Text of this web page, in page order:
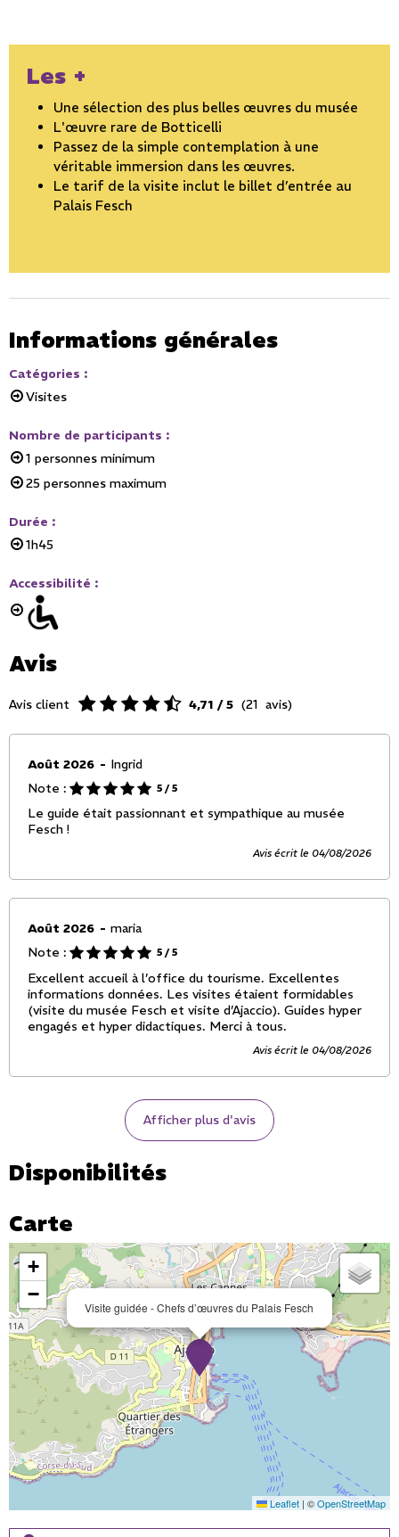
Les +
Une sélection des plus belles œuvres du musée
L'œuvre rare de Botticelli
Passez de la simple contemplation à une
véritable immersion dans les œuvres.
Le tarif de la visite inclut le billet d’entrée au
Palais Fesch
Informations générales
Catégories :
Visites
Nombre de participants :
1 personnes minimum
25 personnes maximum
Durée :
1h45
Accessibilité :
Avis
Avis client 4,71 / 5 (21 avis)
Août 2026
Ingrid
Note :
5 / 5
Le guide était passionnant et sympathique au musée
Fesch !
Avis écrit le 04/08/2026
Août 2026
maria
Note :
5 / 5
Excellent accueil à l’office du tourisme. Excellentes
informations données. Les visites étaient formidables
(visite du musée Fesch et visite d’Ajaccio). Guides hyper
engagés et hyper didactiques. Merci à tous.
Avis écrit le 04/08/2026
Afficher plus d'avis
Disponibilités
Carte
Visite guidée - Chefs d’œuvres du Palais Fesch
+
−
Leaflet | ©OpenStreetMap